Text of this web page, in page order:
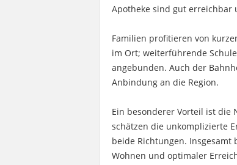
Apotheke sind gut erreichbar
Familien profitieren von
im Ort; weiterführende
angebunden. Auch der
Anbindung an die Region.
Ein besonderer Vorteil ist die
schätzen die unkomplizierte
beide Richtungen.
Wohnen und optimaler